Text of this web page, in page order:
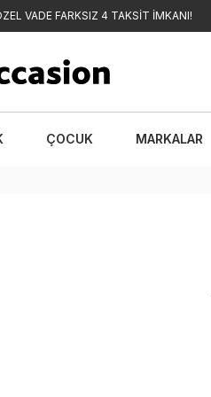
VADE FARKSIZ 4 TAKSİT İMKANI!
ÇOCUK MARKALAR